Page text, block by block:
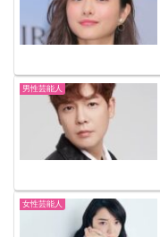
男性芸能人
女性芸能人